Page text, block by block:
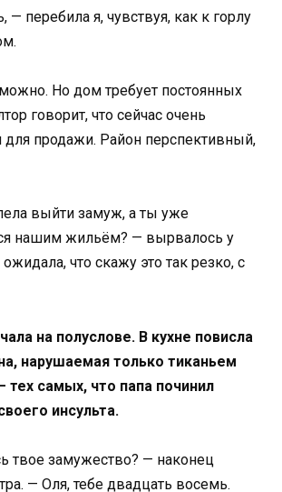
— перебила я, чувствуя, как к горлу
Но дом требует постоянных
говорит, что сейчас очень
продажи. Район перспективный,
выйти замуж, а ты уже
нашим жильём? — вырвалось у
что скажу это так резко, с
на полуслове. В кухне повисла
нарушаемая только тиканьем
тех самых, что папа починил
инсульта.
твое замужество? — наконец
— Оля, тебе двадцать восемь.